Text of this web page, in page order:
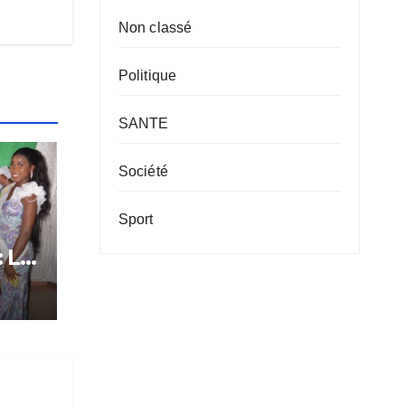
Le
Non classé
Politique
SANTE
Société
Sport